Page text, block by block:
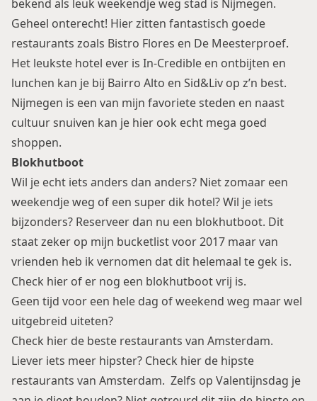
bekend als leuk weekendje weg stad is Nijmegen.
Geheel onterecht! Hier zitten fantastisch goede
restaurants zoals Bistro Flores en De Meesterproef.
Het leukste hotel ever is In-Credible en ontbijten en
lunchen kan je bij Bairro Alto en Sid&Liv op z’n best.
Nijmegen is een van mijn favoriete steden en naast
cultuur snuiven kan je hier ook echt mega goed
shoppen.
Blokhutboot
Wil je echt iets anders dan anders? Niet zomaar een
weekendje weg of een super dik hotel? Wil je iets
bijzonders? Reserveer dan nu een blokhutboot. Dit
staat zeker op mijn bucketlist voor 2017 maar van
vrienden heb ik vernomen dat dit helemaal te gek is.
Check hier of er nog een blokhutboot vrij is.
Geen tijd voor een hele dag of weekend weg maar wel
uitgebreid uiteten?
Check hier de beste restaurants van Amsterdam.
Liever iets meer hipster? Check hier de hipste
restaurants van Amsterdam. Zelfs op Valentijnsdag je